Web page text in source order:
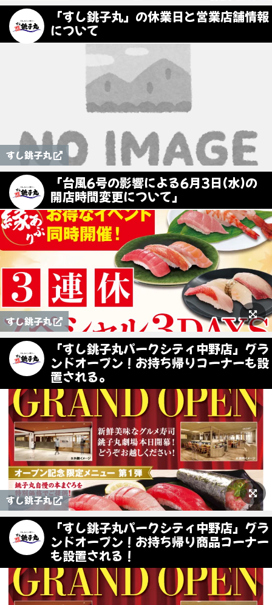
「すし銚子丸」の休業日と営業店舗情報
について
すし銚子丸
「台風6号の影響による6月3日(水)の
開店時間変更について」
すし銚子丸
「すし銚子丸パークシティ中野店」グラ
ンドオープン！お持ち帰りコーナーも設
置される。
すし銚子丸
「すし銚子丸パークシティ中野店」グラ
ンドオープン！お持ち帰り商品コーナー
も設置される！